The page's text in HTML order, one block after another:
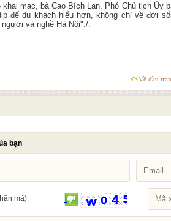
khai mạc, bà Cao Bích Lan, Phó Chủ tịch Ủy
để du khách hiểu hơn, không chỉ về đời
và nghề Hà Nội"./.
Về đầu
bạn
mã)